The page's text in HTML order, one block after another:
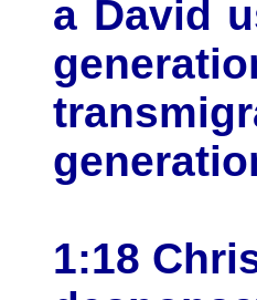
a David
1:18